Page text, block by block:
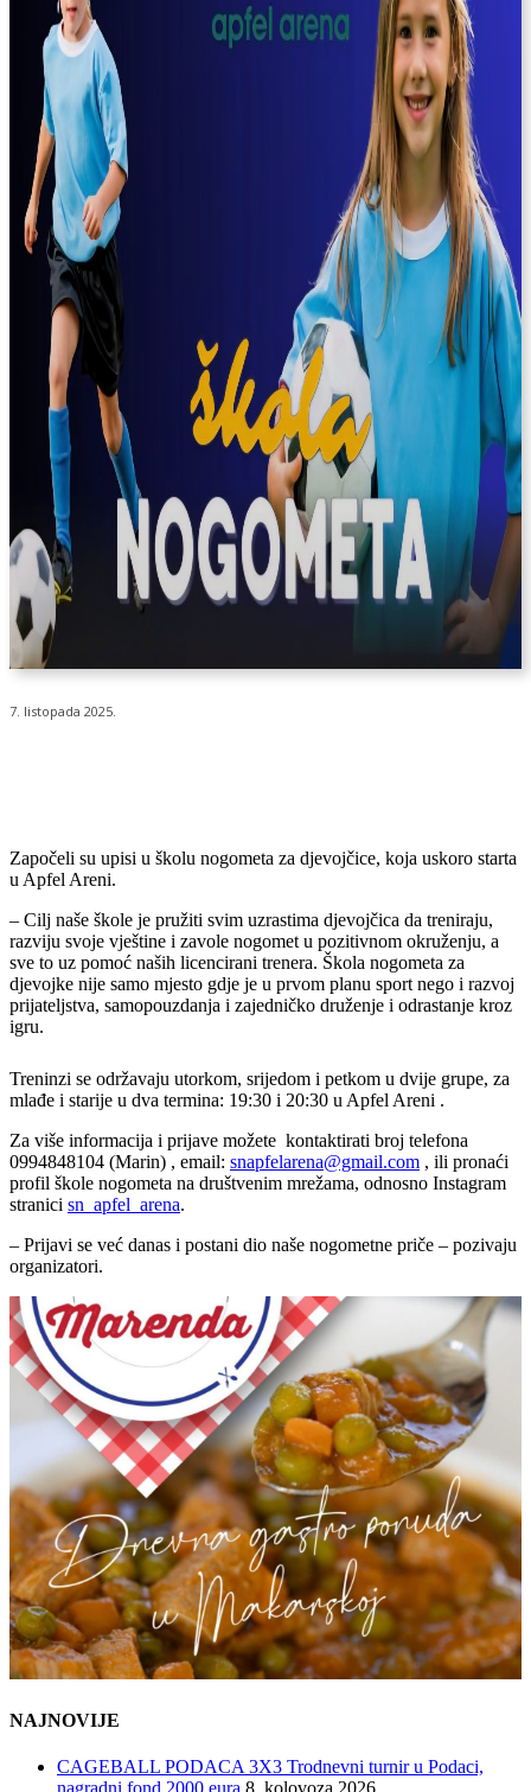
7. listopada 2025.
Započeli su upisi u školu nogometa za djevojčice, koja uskoro starta
u Apfel Areni.
– Cilj naše škole je pružiti svim uzrastima djevojčica da treniraju,
razviju svoje vještine i zavole nogomet u pozitivnom okruženju, a
sve to uz pomoć naših licencirani trenera. Škola nogometa za
djevojke nije samo mjesto gdje je u prvom planu sport nego i razvoj
prijateljstva, samopouzdanja i zajedničko druženje i odrastanje kroz
igru.
Treninzi se održavaju utorkom, srijedom i petkom u dvije grupe, za
mlađe i starije u dva termina: 19:30 i 20:30 u Apfel Areni .
Za više informacija i prijave možete kontaktirati broj telefona
0994848104 (Marin) , email: snapfelarena@gmail.com , ili pronaći
profil škole nogometa na društvenim mrežama, odnosno Instagram
stranici sn_apfel_arena.
– Prijavi se već danas i postani dio naše nogometne priče – pozivaju
organizatori.
NAJNOVIJE
CAGEBALL PODACA 3X3 Trodnevni turnir u Podaci,
nagradni fond 2000 eura 8. kolovoza 2026.